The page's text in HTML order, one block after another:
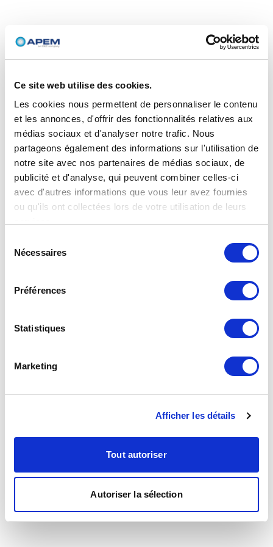
Ce site web utilise des cookies.
Les cookies nous permettent de personnaliser le contenu
et les annonces, d'offrir des fonctionnalités relatives aux
médias sociaux et d'analyser notre trafic. Nous
partageons également des informations sur l'utilisation de
notre site avec nos partenaires de médias sociaux, de
publicité et d'analyse, qui peuvent combiner celles-ci
avec d'autres informations que vous leur avez fournies
ou qu'ils ont collectées lors de votre utilisation de leurs
Nécessaires
Préférences
Statistiques
Marketing
Afficher les détails
Tout autoriser
Autoriser la sélection